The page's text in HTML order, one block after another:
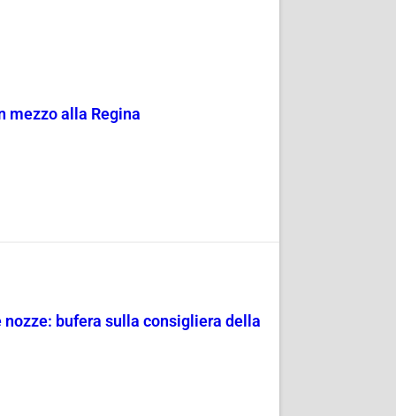
mezzo alla Regina
bufera sulla consigliera della